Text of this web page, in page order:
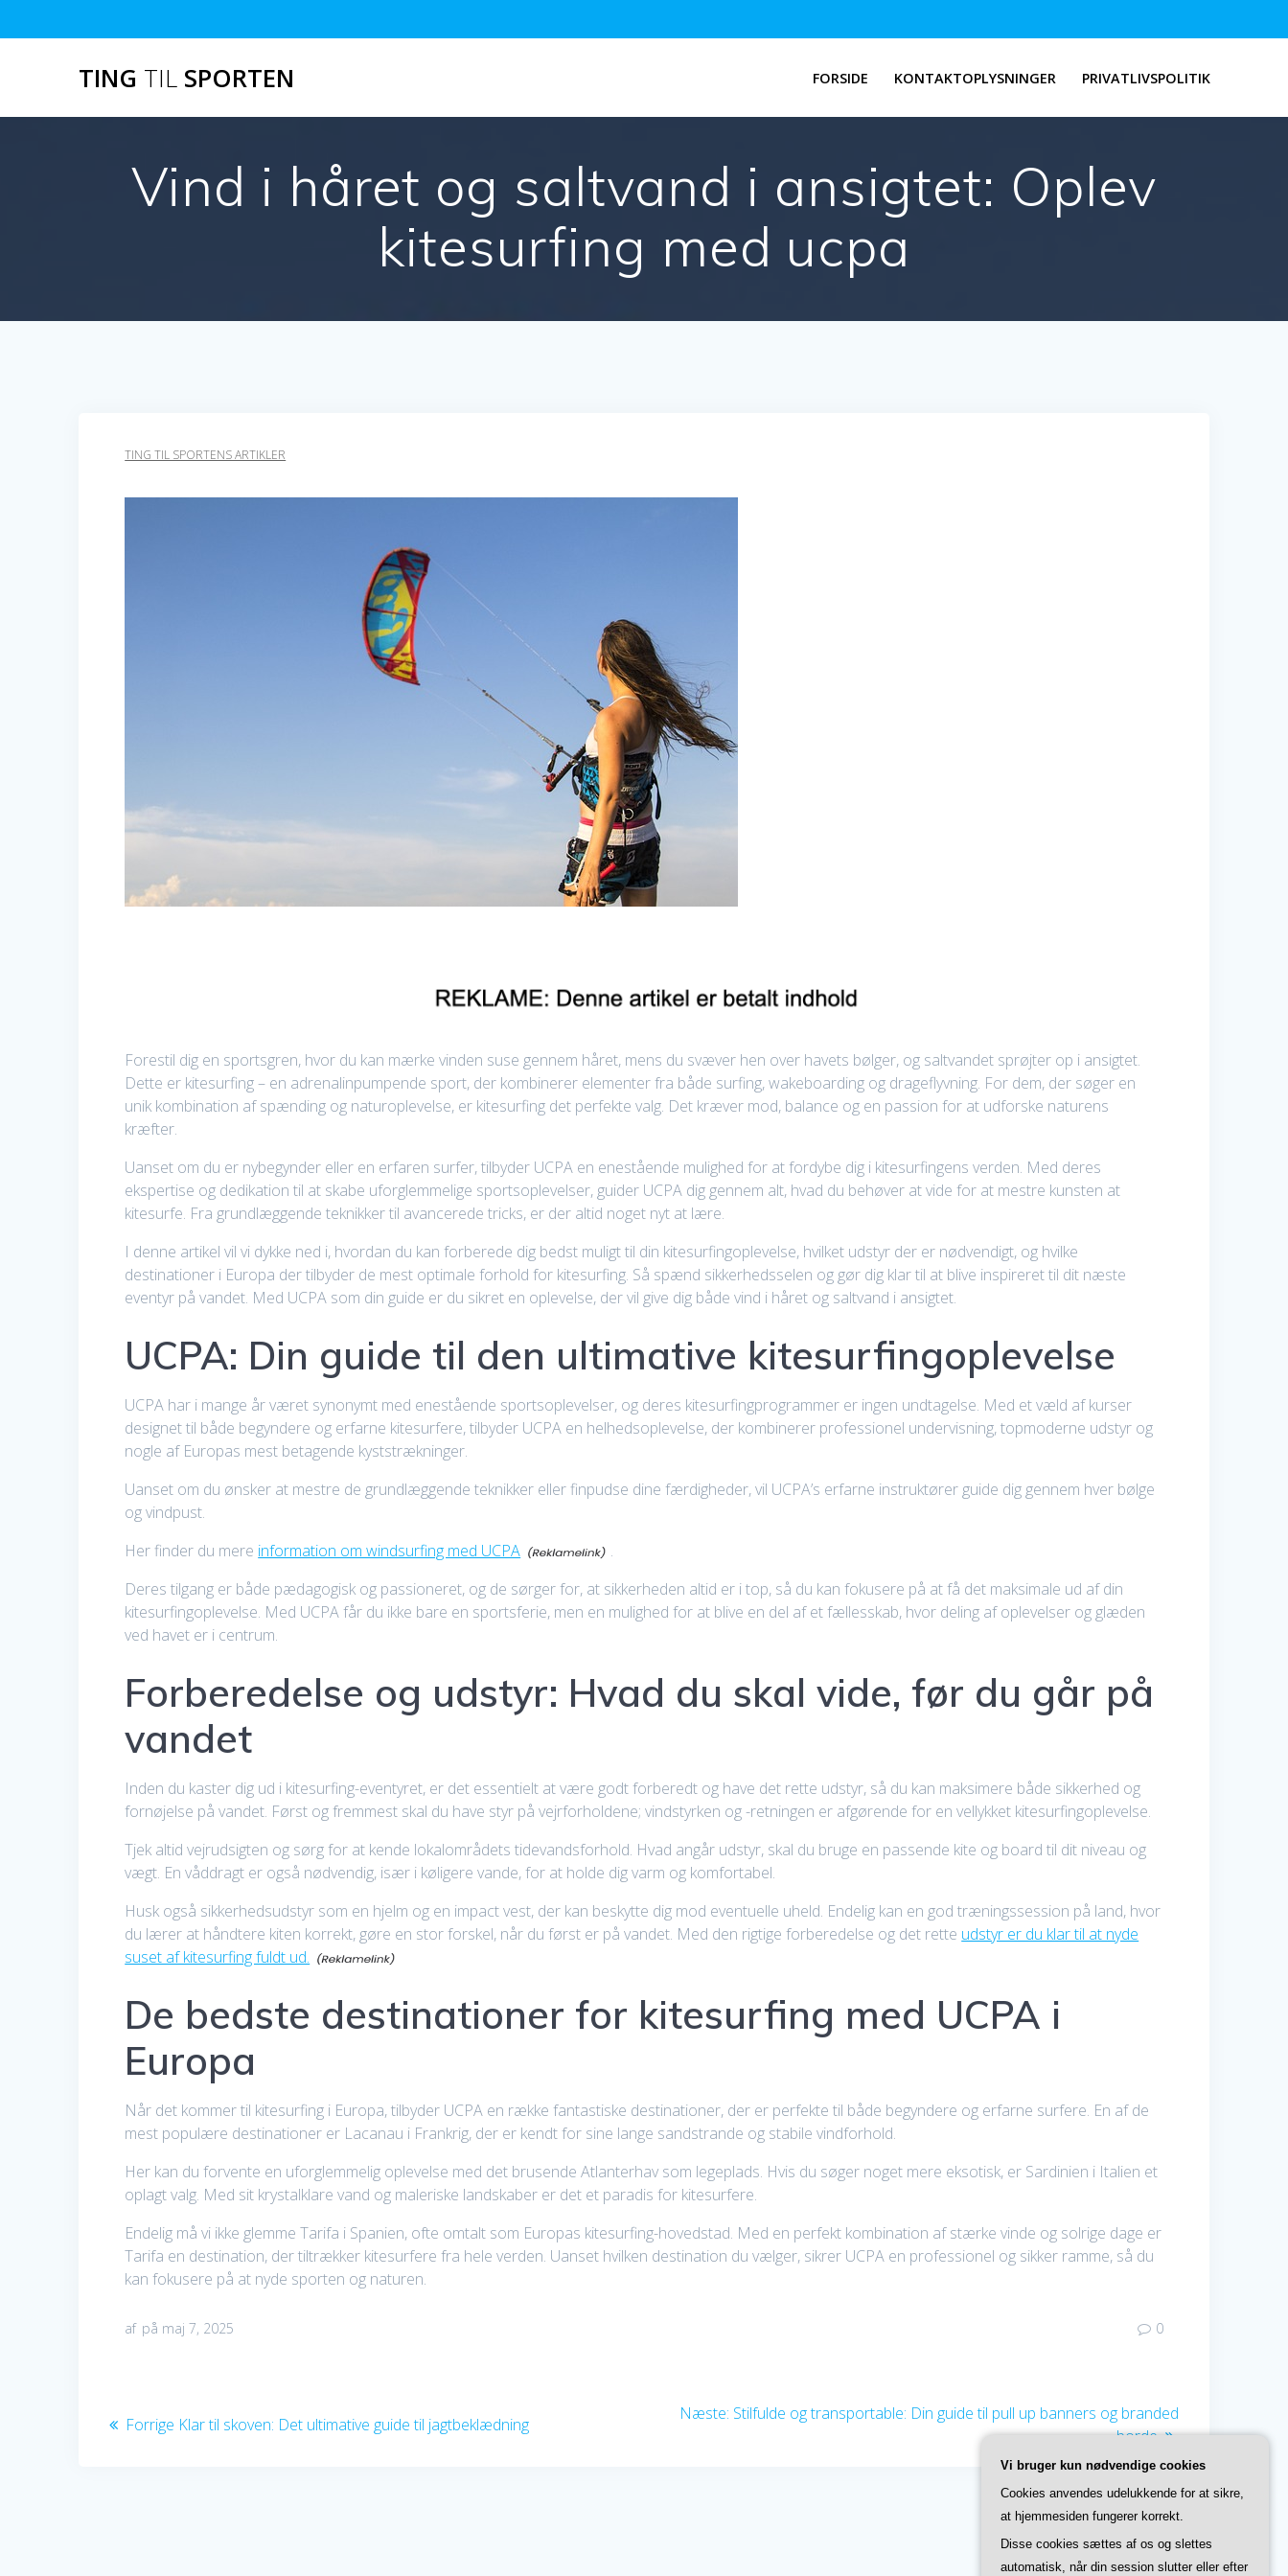
to
TING TIL SPORTEN FORSIDE KONTAKTOPLYSNINGER PRIVATLIVSPOLITIK
Vind i håret og saltvand i ansigtet: Oplev
kitesurfing med ucpa
TING TIL SPORTENS ARTIKLER
Forestil dig en sportsgren, hvor du kan mærke vinden suse gennem håret, mens du svæver hen over havets bølger, og saltvandet sprøjter op i ansigtet.
Dette er kitesurfing – en adrenalinpumpende sport, der kombinerer elementer fra både surfing, wakeboarding og drageflyvning. For dem, der søger en
unik kombination af spænding og naturoplevelse, er kitesurfing det perfekte valg. Det kræver mod, balance og en passion for at udforske naturens
kræfter.
Uanset om du er nybegynder eller en erfaren surfer, tilbyder UCPA en enestående mulighed for at fordybe dig i kitesurfingens verden. Med deres
ekspertise og dedikation til at skabe uforglemmelige sportsoplevelser, guider UCPA dig gennem alt, hvad du behøver at vide for at mestre kunsten at
kitesurfe. Fra grundlæggende teknikker til avancerede tricks, er der altid noget nyt at lære.
I denne artikel vil vi dykke ned i, hvordan du kan forberede dig bedst muligt til din kitesurfingoplevelse, hvilket udstyr der er nødvendigt, og hvilke
destinationer i Europa der tilbyder de mest optimale forhold for kitesurfing. Så spænd sikkerhedsselen og gør dig klar til at blive inspireret til dit næste
eventyr på vandet. Med UCPA som din guide er du sikret en oplevelse, der vil give dig både vind i håret og saltvand i ansigtet.
UCPA: Din guide til den ultimative kitesurfingoplevelse
UCPA har i mange år været synonymt med enestående sportsoplevelser, og deres kitesurfingprogrammer er ingen undtagelse. Med et væld af kurser
designet til både begyndere og erfarne kitesurfere, tilbyder UCPA en helhedsoplevelse, der kombinerer professionel undervisning, topmoderne udstyr og
nogle af Europas mest betagende kyststrækninger.
Uanset om du ønsker at mestre de grundlæggende teknikker eller finpudse dine færdigheder, vil UCPA’s erfarne instruktører guide dig gennem hver bølge
og vindpust.
Her finder du mere information om windsurfing med UCPA
.
Deres tilgang er både pædagogisk og passioneret, og de sørger for, at sikkerheden altid er i top, så du kan fokusere på at få det maksimale ud af din
kitesurfingoplevelse. Med UCPA får du ikke bare en sportsferie, men en mulighed for at blive en del af et fællesskab, hvor deling af oplevelser og glæden
ved havet er i centrum.
Forberedelse og udstyr: Hvad du skal vide, før du går på
vandet
Inden du kaster dig ud i kitesurfing-eventyret, er det essentielt at være godt forberedt og have det rette udstyr, så du kan maksimere både sikkerhed og
fornøjelse på vandet. Først og fremmest skal du have styr på vejrforholdene; vindstyrken og -retningen er afgørende for en vellykket kitesurfingoplevelse.
Tjek altid vejrudsigten og sørg for at kende lokalområdets tidevandsforhold. Hvad angår udstyr, skal du bruge en passende kite og board til dit niveau og
vægt. En våddragt er også nødvendig, især i køligere vande, for at holde dig varm og komfortabel.
Husk også sikkerhedsudstyr som en hjelm og en impact vest, der kan beskytte dig mod eventuelle uheld. Endelig kan en god træningssession på land, hvor
du lærer at håndtere kiten korrekt, gøre en stor forskel, når du først er på vandet. Med den rigtige forberedelse og det rette udstyr er du klar til at nyde
suset af kitesurfing fuldt ud.
De bedste destinationer for kitesurfing med UCPA i
Europa
Når det kommer til kitesurfing i Europa, tilbyder UCPA en række fantastiske destinationer, der er perfekte til både begyndere og erfarne surfere. En af de
mest populære destinationer er Lacanau i Frankrig, der er kendt for sine lange sandstrande og stabile vindforhold.
Her kan du forvente en uforglemmelig oplevelse med det brusende Atlanterhav som legeplads. Hvis du søger noget mere eksotisk, er Sardinien i Italien et
oplagt valg. Med sit krystalklare vand og maleriske landskaber er det et paradis for kitesurfere.
Endelig må vi ikke glemme Tarifa i Spanien, ofte omtalt som Europas kitesurfing-hovedstad. Med en perfekt kombination af stærke vinde og solrige dage er
Tarifa en destination, der tiltrækker kitesurfere fra hele verden. Uanset hvilken destination du vælger, sikrer UCPA en professionel og sikker ramme, så du
kan fokusere på at nyde sporten og naturen.
af på maj 7, 2025 0
Forrige Forrige
Klar til skoven: Det ultimative guide til jagtbeklædning
Næste: Næste
Stilfulde og transportable: Din guide til pull up banners og branded
borde
Vi bruger kun nødvendige cookies
Cookies anvendes udelukkende for at sikre,
at hjemmesiden fungerer korrekt.
Disse cookies sættes af os og slettes
automatisk, når din session slutter eller efter